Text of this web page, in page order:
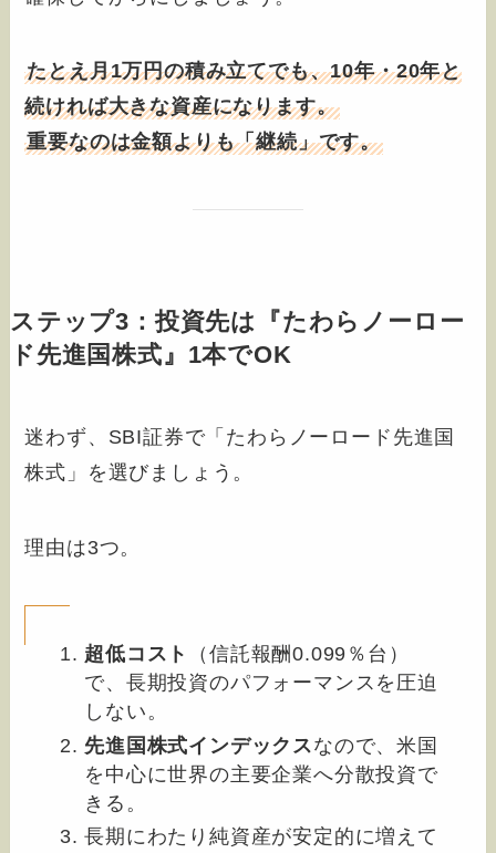
たとえ月1万円の積み立てでも、10年・20年と
続ければ大きな資産になります。
重要なのは金額よりも「継続」です。
ステップ3：投資先は『たわらノーロー
ド先進国株式』1本でOK
迷わず、SBI証券で「たわらノーロード先進国
株式」を選びましょう。
理由は3つ。
超低コスト
（信託報酬0.099％台）
で、長期投資のパフォーマンスを圧迫
しない。
先進国株式インデックスなので、米国
を中心に世界の主要企業へ分散投資で
きる。
長期にわたり純資産が安定的に増えて